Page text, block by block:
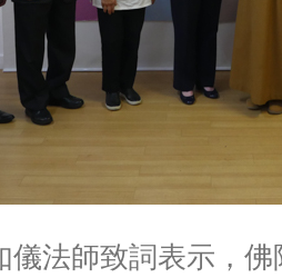
儀法師致詞表示，